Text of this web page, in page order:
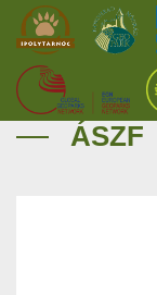
KEZDŐOLDAL
ÁSZF